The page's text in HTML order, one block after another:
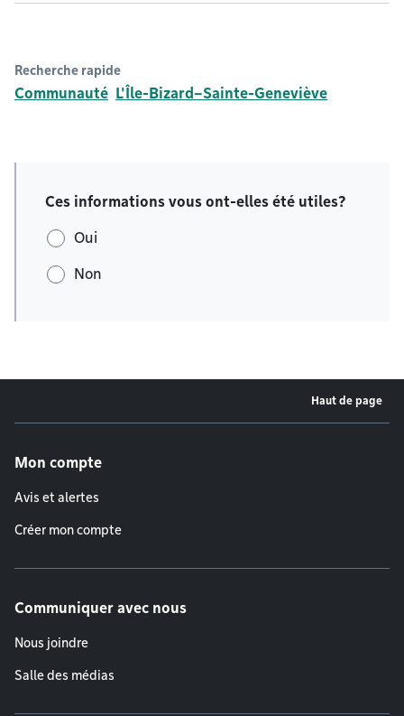
Recherche rapide
Communauté L'Île-Bizard–Sainte-Geneviève
Ces informations vous ont-elles été utiles?
Oui
Non
Haut de page
Mon compte
Avis et alertes
Créer mon compte
Communiquer avec nous
Nous joindre
Salle des médias